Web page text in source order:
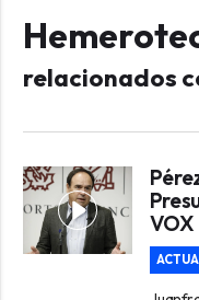
relacionados
VOX